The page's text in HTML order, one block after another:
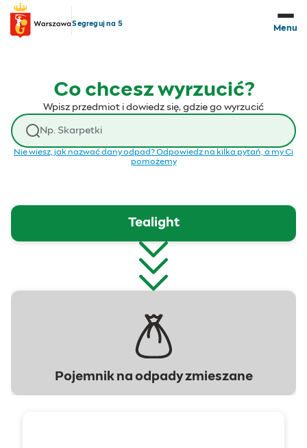
Przejdź do treści
Segreguj na 5
Menu
Co chcesz wyrzucić?
Wpisz przedmiot i dowiedz się, gdzie go wyrzucić
Wyszukaj odpad
Nie wiesz, jak nazwać dany odpad? Odpowiedz na kilka pytań, a my Ci
pomożemy
Tealight
Pojemnik na odpady zmieszane